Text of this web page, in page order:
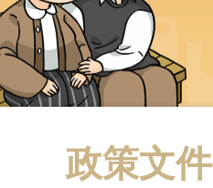
政策文件